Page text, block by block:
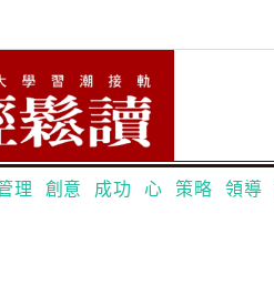
理 創意 成功 心 策略 領導